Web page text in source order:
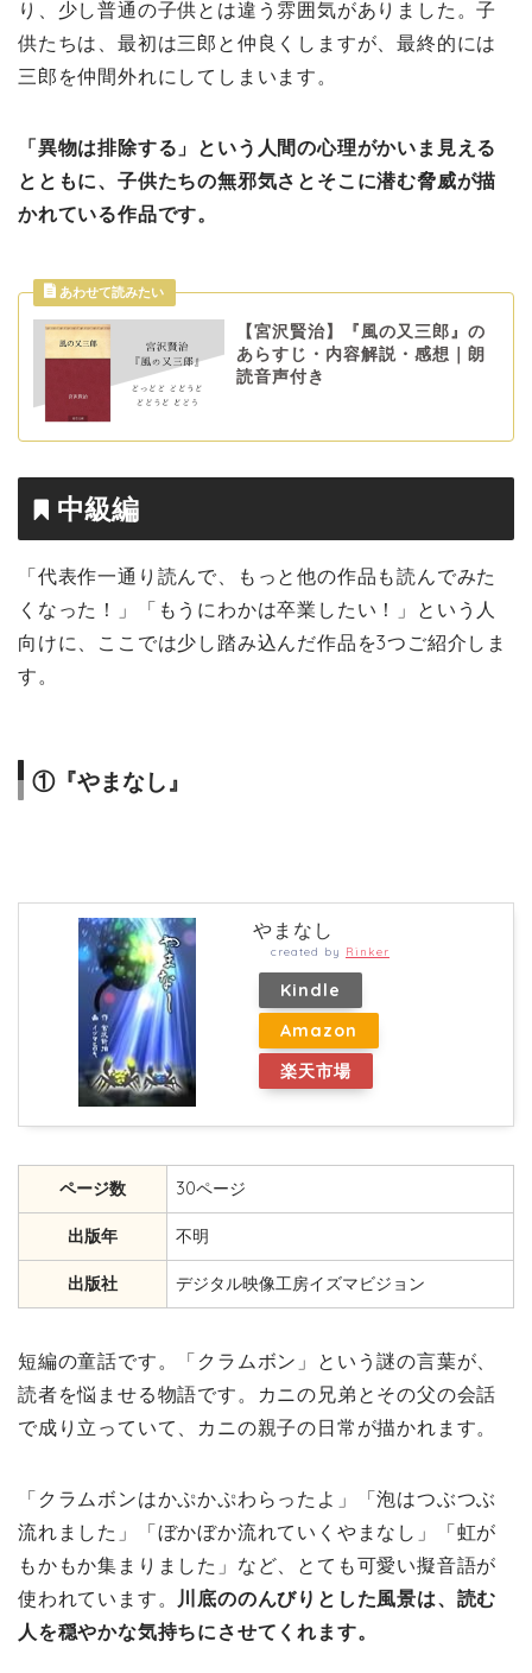
り、少し普通の子供とは違う雰囲気がありました。子
供たちは、最初は三郎と仲良くしますが、最終的には
三郎を仲間外れにしてしまいます。
「異物は排除する」という人間の心理がかいま見える
とともに、子供たちの無邪気さとそこに潜む脅威が描
かれている作品です。
【宮沢賢治】『風の又三郎』の
あらすじ・内容解説・感想｜朗
読音声付き
中級編
「代表作一通り読んで、もっと他の作品も読んでみた
くなった！」「もうにわかは卒業したい！」という人
向けに、ここでは少し踏み込んだ作品を3つご紹介しま
す。
①『やまなし』
やまなし
created by Rinker
Kindle
Amazon
楽天市場
ページ数 30ページ
出版年 不明
出版社 デジタル映像工房イズマビジョン
短編の童話です。「クラムボン」という謎の言葉が、
読者を悩ませる物語です。カニの兄弟とその父の会話
で成り立っていて、カニの親子の日常が描かれます。
「クラムボンはかぷかぷわらったよ」「泡はつぶつぶ
流れました」「ぼかぼか流れていくやまなし」「虹が
もかもか集まりました」など、とても可愛い擬音語が
使われています。
川底ののんびりとした風景は、読む
人を穏やかな気持ちにさせてくれます。